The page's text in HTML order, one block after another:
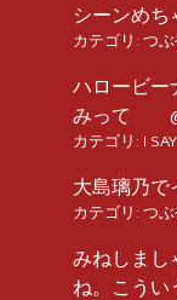
シーンめち
カテゴリ: つぶ
ハロービー
みって @I
カテゴリ: I
大島璃乃で
カテゴリ: つぶ
みねしまし
ね。こうい